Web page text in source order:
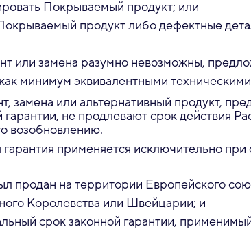
Покрываемый продукт; или
продукт либо дефектные
или замена разумно невозможны,
минимум эквивалентными
замена или альтернативный продукт,
не продлевают срок действия
возобновлению.
гарантия применяется исключительно
продан на территории Европейского
Королевства или Швейцарии; и
срок законной гарантии,